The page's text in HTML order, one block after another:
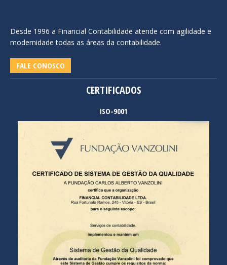
Desde 1996 a Financial Contabilidade atende com agilidade e
modernidade todas as áreas da contabilidade.
FALE CONOSCO
CERTIFICADOS
ISO-9001